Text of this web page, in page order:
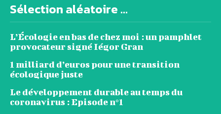
Sélection aléatoire ...
L’Écologie en bas de chez moi : un pamphlet
provocateur signé Iégor Gran
1 milliard d’euros pour une transition
écologique juste
Le développement durable au temps du
coronavirus : Episode n°1